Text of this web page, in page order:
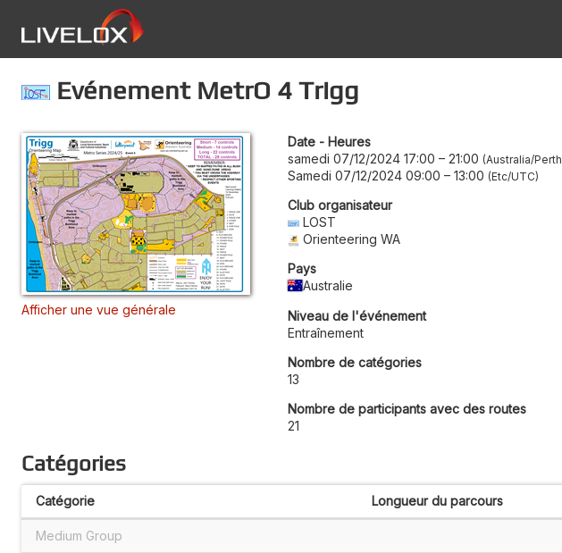
Evénement MetrO 4 Trigg
Afficher une vue générale
Date - Heures
samedi 07/12/2024 17:00 – 21:00 Australia/Perth
Samedi 07/12/2024 09:00 – 13:00 Etc/UTC
Club organisateur
LOST
Orienteering WA
Pays
Australie
Niveau de l'événement
Entraînement
Nombre de catégories
13
Nombre de participants avec des routes
21
Catégories
Catégorie Longueur du parcours
Medium Group